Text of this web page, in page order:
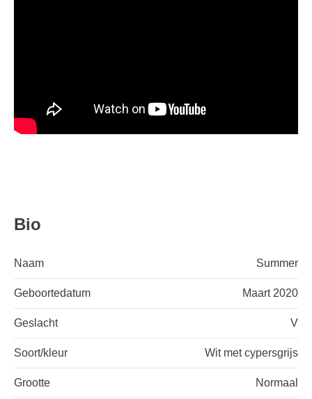
Bio
Naam Summer
Geboortedatum Maart 2020
Geslacht V
Soort/kleur Wit met cypersgrijs
Grootte Normaal